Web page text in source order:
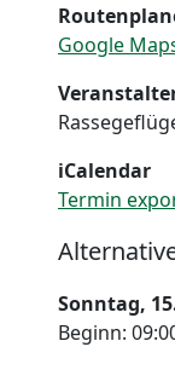
Google
iCalendar
Termin
Sonntag,
Beginn: